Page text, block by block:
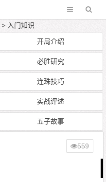
> 入门知识
开局介绍
必胜研究
连珠技巧
实战评述
五子故事
559